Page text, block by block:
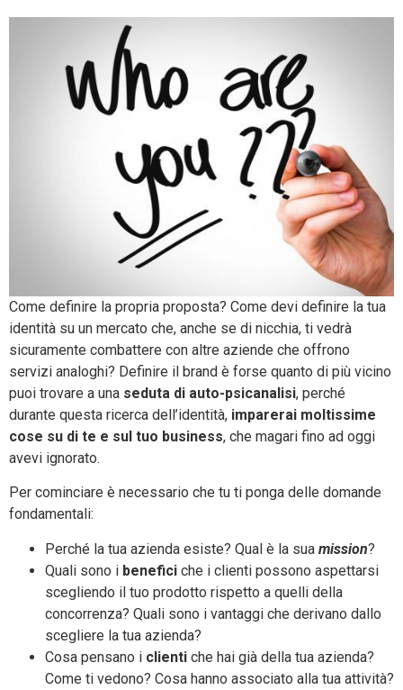
Come definire la propria proposta? Come devi definire la tua
identità su un mercato che, anche se di nicchia, ti vedrà
sicuramente combattere con altre aziende che offrono
servizi analoghi? Definire il brand è forse quanto di più vicino
puoi trovare a una seduta di auto-psicanalisi, perché
durante questa ricerca dell’identità, imparerai moltissime
cose su di te e sul tuo business, che magari fino ad oggi
avevi ignorato.
Per cominciare è necessario che tu ti ponga delle domande
fondamentali:
Perché la tua azienda esiste? Qual è la sua mission?
Quali sono i benefici che i clienti possono aspettarsi
scegliendo il tuo prodotto rispetto a quelli della
concorrenza? Quali sono i vantaggi che derivano dallo
scegliere la tua azienda?
Cosa pensano i clienti che hai già della tua azienda?
Come ti vedono? Cosa hanno associato alla tua attività?